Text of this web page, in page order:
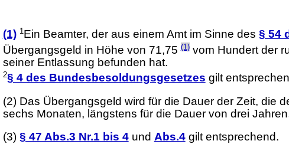
(1) 1Ein Beamter, der aus einem Amt im Sinne des § 54
Übergangsgeld in Höhe von 71,75(1)vom Hundert der
seiner Entlassung befunden hat.
2§ 4 des Bundesbesoldungsgesetzes gilt
(2) Das Übergangsgeld wird für die Dauer der Zeit, die
sechs Monaten, längstens für die Dauer von drei
(3) § 47 Abs.3 Nr.1 bis 4und Abs.4gilt entsprechend.